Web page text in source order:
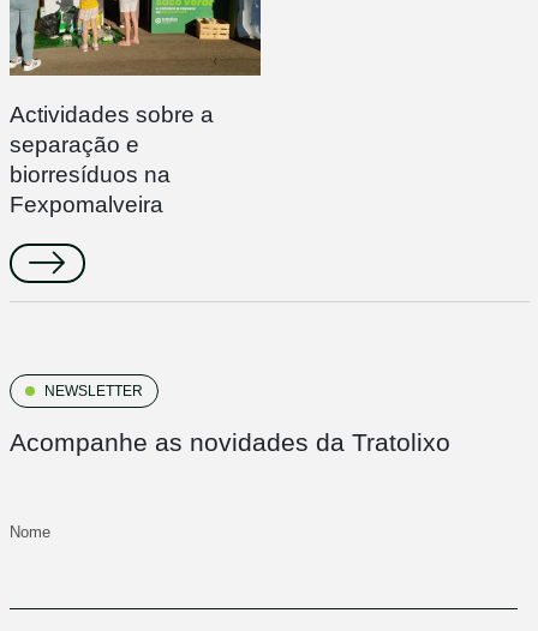
Actividades sobre a
separação e
biorresíduos na
Fexpomalveira
NEWSLETTER
Acompanhe as novidades da Tratolixo
Nome